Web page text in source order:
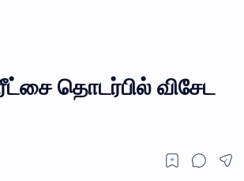
தொடர்பில் விசேட